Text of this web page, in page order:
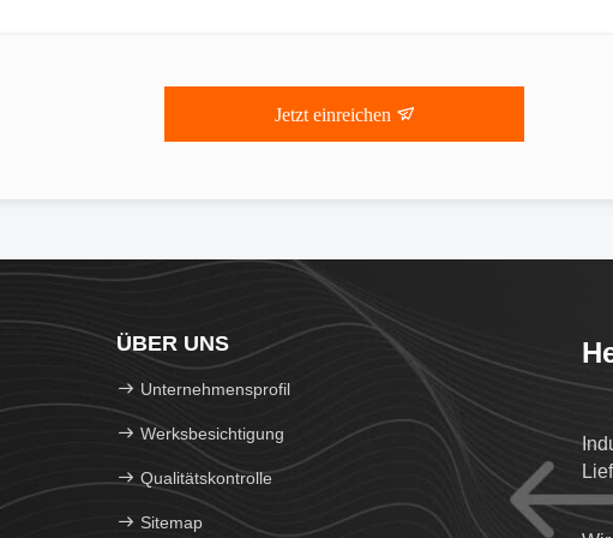
Jetzt einreichen
ÜBER UNS
Unternehmensprofil
Werksbesichtigung
Qualitätskontrolle
Sitemap